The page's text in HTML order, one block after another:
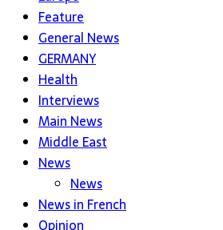
Feature
General News
GERMANY
Health
Interviews
Main News
Middle East
News
News
News in French
Opinion